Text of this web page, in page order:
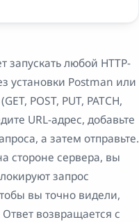
запускать любой HTTP-
установки Postman или
POST, PUT, PATCH,
URL-адрес, добавьте
а затем отправьте.
стороне сервера, вы
запрос
вы точно видели,
возвращается с